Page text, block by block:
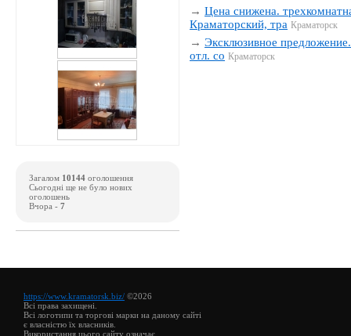
→Цена снижена.
Краматорский, тра Краматорск
→Эксклюзивное
отл. со Краматорск
Загалом 10144 оголошення
Сьогодні ще не було нових
оголошень
Вчора - 7
https://www.kramatorsk.biz/ ©2026
Всі права захищені.
Всі логотипи та торгові марки на даному сайті
є власністю їх власників.
Використання цього сайту означає